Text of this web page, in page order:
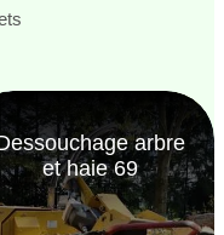
arbre
et haie 69